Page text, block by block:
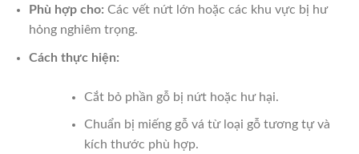
Phù hợp cho: Các vết nứt lớn hoặc các khu vực bị hư
hỏng nghiêm trọng.
Cách thực hiện:
Cắt bỏ phần gỗ bị nứt hoặc hư hại.
Chuẩn bị miếng gỗ vá từ loại gỗ tương tự và
kích thước phù hợp.